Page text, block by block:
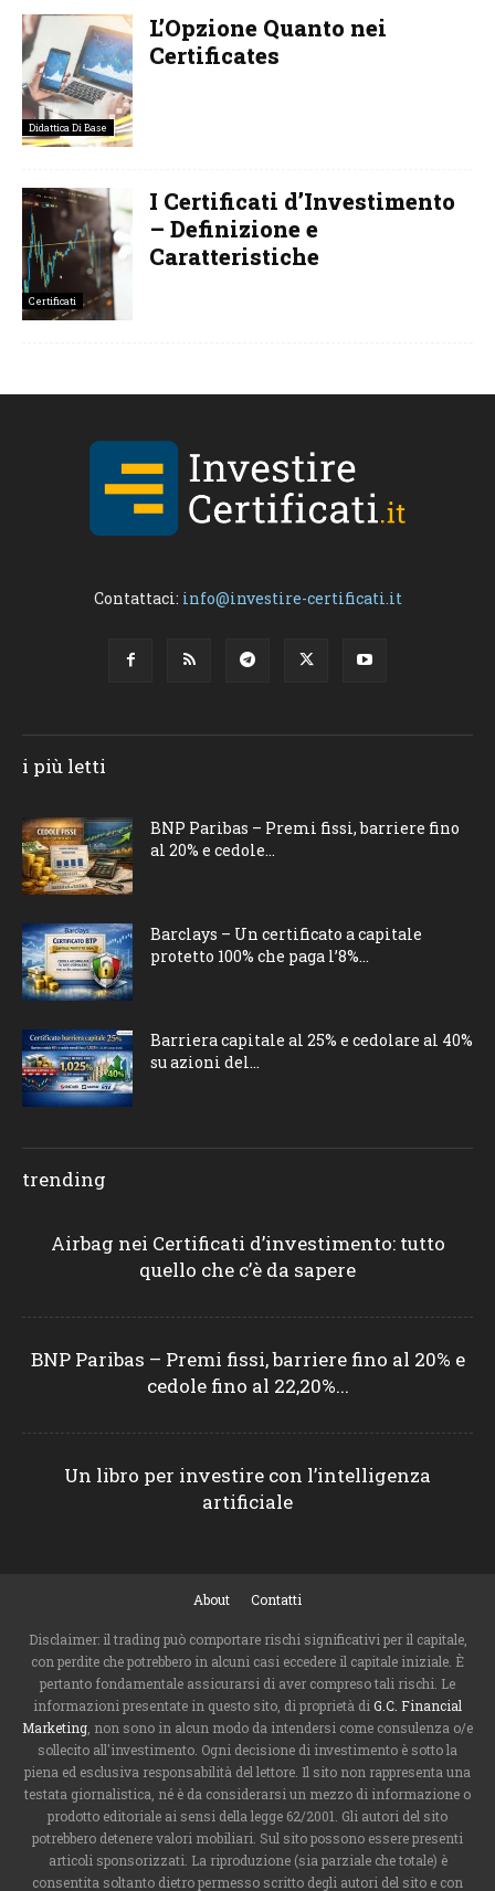
Didattica Di Base
L’Opzione Quanto nei
Certificates
Certificati
I Certificati d’Investimento
– Definizione e
Caratteristiche
Contattaci: info@investire-certificati.it
i più letti
BNP Paribas – Premi fissi, barriere fino
al 20% e cedole...
Barclays – Un certificato a capitale
protetto 100% che paga l’8%...
Barriera capitale al 25% e cedolare al 40%
su azioni del...
trending
Airbag nei Certificati d’investimento: tutto
quello che c’è da sapere
BNP Paribas – Premi fissi, barriere fino al 20% e
cedole fino al 22,20%...
Un libro per investire con l’intelligenza
artificiale
About Contatti
Disclaimer: il trading può comportare rischi significativi per il capitale,
con perdite che potrebbero in alcuni casi eccedere il capitale iniziale. È
pertanto fondamentale assicurarsi di aver compreso tali rischi. Le
informazioni presentate in questo sito, di proprietà di G.C. Financial
Marketing , non sono in alcun modo da intendersi come consulenza o/e
sollecito all'investimento. Ogni decisione di investimento è sotto la
piena ed esclusiva responsabilità del lettore. Il sito non rappresenta una
testata giornalistica, né è da considerarsi un mezzo di informazione o
prodotto editoriale ai sensi della legge 62/2001. Gli autori del sito
potrebbero detenere valori mobiliari. Sul sito possono essere presenti
articoli sponsorizzati. La riproduzione (sia parziale che totale) è
consentita soltanto dietro permesso scritto degli autori del sito e con